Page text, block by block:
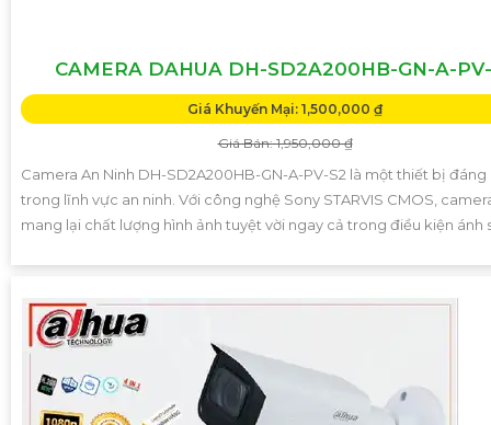
CAMERA DAHUA DH-SD2A200HB-GN-A-
Giá Khuyến Mại: 1,500,000 ₫
Giá Bán: 1,950,000 ₫
Camera An Ninh DH-SD2A200HB-GN-A-PV-S2 là một thiết bị đáng
trong lĩnh vực an ninh. Với công nghệ Sony STARVIS CMOS,
mang lại chất lượng hình ảnh tuyệt vời ngay cả trong điều kiện ánh